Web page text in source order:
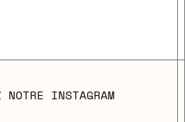
NOTRE INSTAGRAM